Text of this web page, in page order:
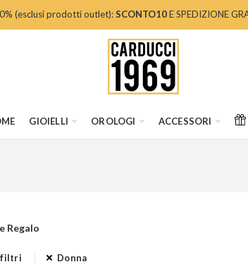
(esclusi prodotti outlet):SCONTO10E SPEDIZIONE
GIOIELLI OROLOGI ACCESSORI
Regalo
filtri Donna